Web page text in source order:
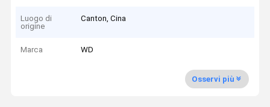
Luogo di
origine
Canton, Cina
Marca WD
Osservi più